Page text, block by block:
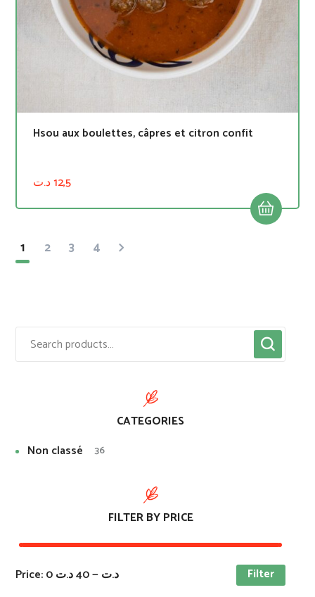
Hsou aux boulettes, câpres et citron confit
12,5د.ت
1 2 3 4
CATEGORIES
Non classé
36
FILTER BY PRICE
Filter
Price: 0 د.ت—40 د.ت